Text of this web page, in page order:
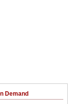
Demand